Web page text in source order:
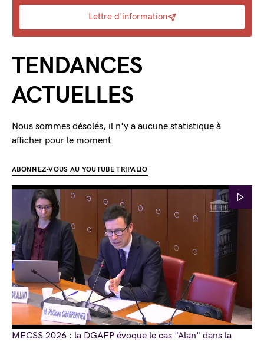
Lettre d'information
TENDANCES
ACTUELLES
Nous sommes désolés, il n'y a aucune statistique à
afficher pour le moment
ABONNEZ-VOUS AU YOUTUBE TRIPALIO
MECSS 2026 : la DGAFP évoque le cas "Alan" dans la